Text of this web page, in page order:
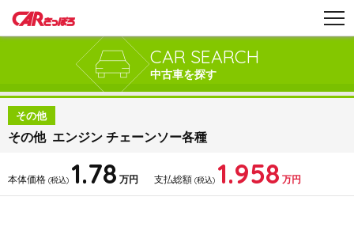
CAR SEARCH
中古車を探す
その他
その他 エンジン チェーンソー各種
本体価格 (税込) 1.78 万円 支払総額 (税込) 1.958 万円